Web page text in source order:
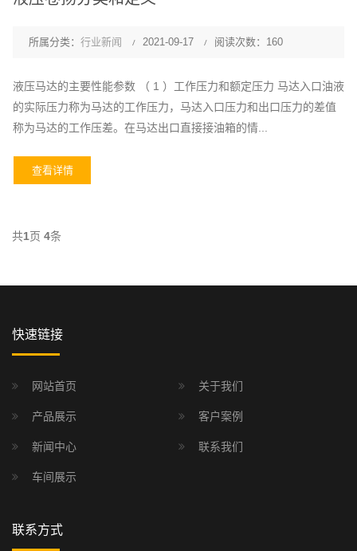
所属分类： 行业新闻 2021-09-17 阅读次数：160
液压马达的主要性能参数 （ 1 ）工作压力和额定压力 马达入口油液
的实际压力称为马达的工作压力，马达入口压力和出口压力的差值
称为马达的工作压差。在马达出口直接接油箱的情...
查看详情
共1页 4条
快速链接
网站首页 关于我们
产品展示 客户案例
新闻中心 联系我们
车间展示
联系方式